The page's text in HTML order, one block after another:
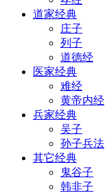
道家经典
庄子
列子
道德经
医家经典
难经
黄帝内经
兵家经典
吴子
孙子兵法
其它经典
鬼谷子
韩非子